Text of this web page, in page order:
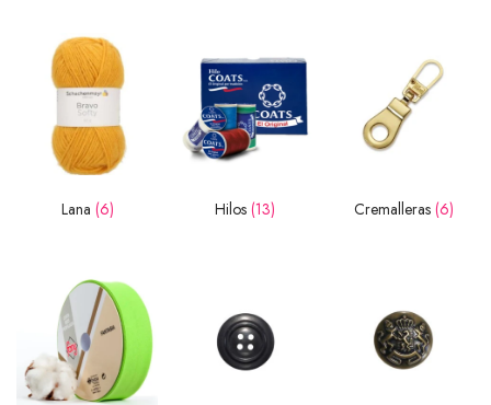
Lana (6) Hilos(13) Cremalleras (6)